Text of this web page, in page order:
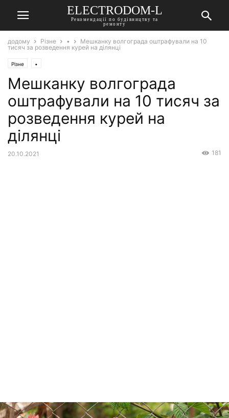
ELECTRODOM-L
Рекомендації по будівництву та
ремонту
додому Різне •
Мешканку волгограда оштрафували на 10
тисяч за розведення курей на ділянці
Різне •
Мешканку волгограда
оштрафували на 10 тисяч за
розведення курей на
ділянці
20.10.2021 181